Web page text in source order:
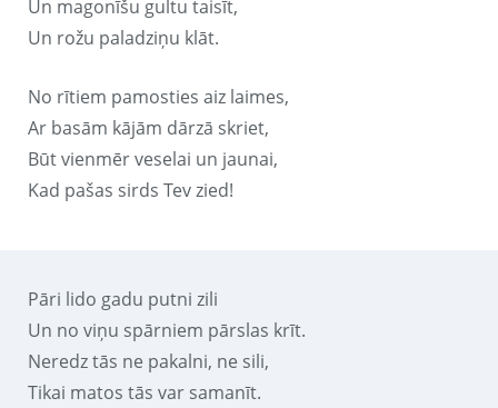
Un magonīšu gultu taisīt,
Un rožu paladziņu klāt.
No rītiem pamosties aiz laimes,
Ar basām kājām dārzā skriet,
Būt vienmēr veselai un jaunai,
Kad pašas sirds Tev zied!
Pāri lido gadu putni zili
Un no viņu spārniem pārslas krīt.
Neredz tās ne pakalni, ne sili,
Tikai matos tās var samanīt.